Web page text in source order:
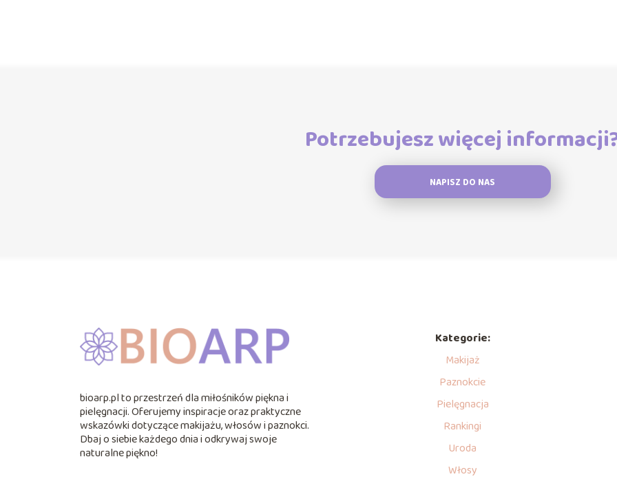
Potrzebujesz więcej
NAPISZ DO NAS
bioarp.pl to przestrzeń dla miłośników piękna i
pielęgnacji. Oferujemy inspiracje oraz praktyczne
wskazówki dotyczące makijażu, włosów i paznokci.
Dbaj o siebie każdego dnia i odkrywaj swoje
naturalne piękno!
Kategorie:
Makijaż
Paznokcie
Pielęgnacja
Rankingi
Uroda
Włosy